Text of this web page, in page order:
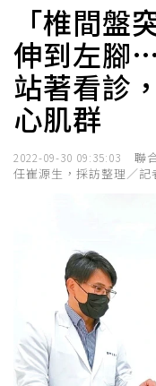
「椎間盤
伸到左腳
站著看診
心肌群
2022-09-30 09:35:03
聯
任崔源生，採訪整理／記